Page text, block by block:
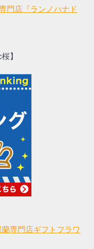
門店『ランノハナド
】
専門店ギフトフラワ